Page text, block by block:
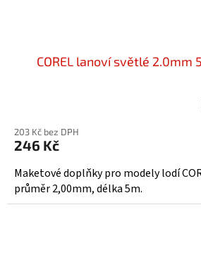
COREL lanoví světlé 2.0mm
203 Kč bez DPH
246 Kč
Maketové doplňky pro modely lodí
průměr 2,00mm, délka 5m.